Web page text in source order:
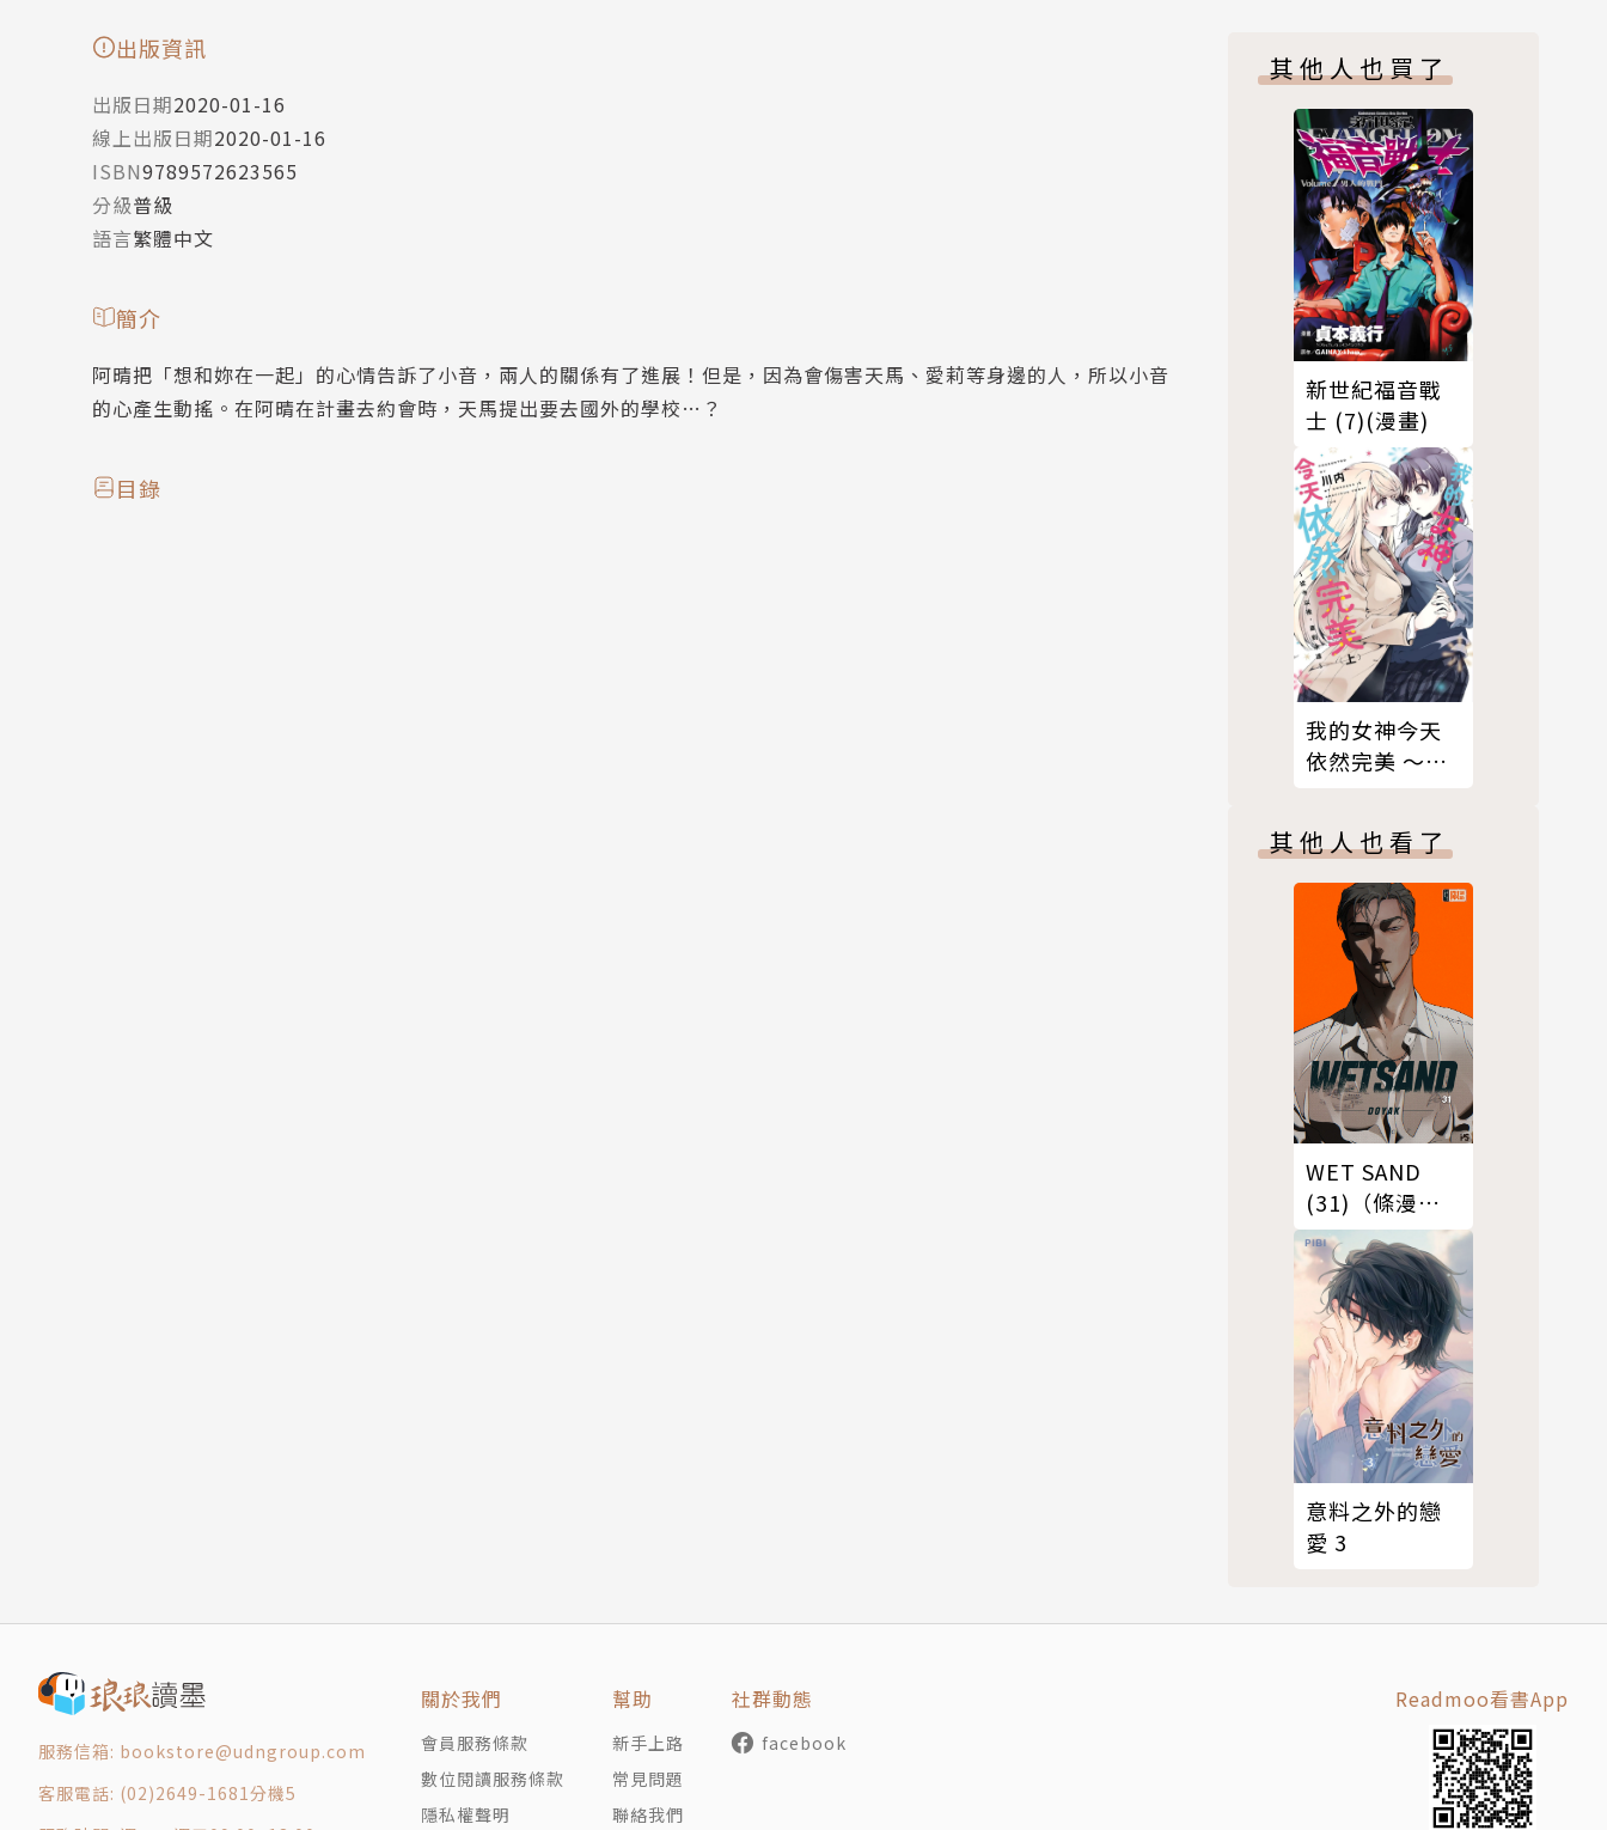
出版資訊
出版日期2020-01-16
線上出版日期2020-01-16
ISBN9789572623565
分級普級
語言繁體中文
簡介
阿晴把「想和妳在一起」的心情告訴了小音，兩人的關係有了進展！但是，因為會傷害天馬、愛莉等身邊的人，所以小音
的心產生動搖。在阿晴在計畫去約會時，天馬提出要去國外的學校…？
目錄
其他人也買了
新世紀福音戰
士 (7)(漫畫)
我的女神今天
依然完美 ～從
其他人也看了
WET SAND
(31)（條漫
版）
意料之外的戀
愛 3
服務信箱: bookstore@udngroup.com
客服電話: (02)2649-1681分機5
關於我們
會員服務條款
數位閱讀服務條款
隱私權聲明
幫助
新手上路
常見問題
聯絡我們
社群動態
facebook
Readmoo看書App